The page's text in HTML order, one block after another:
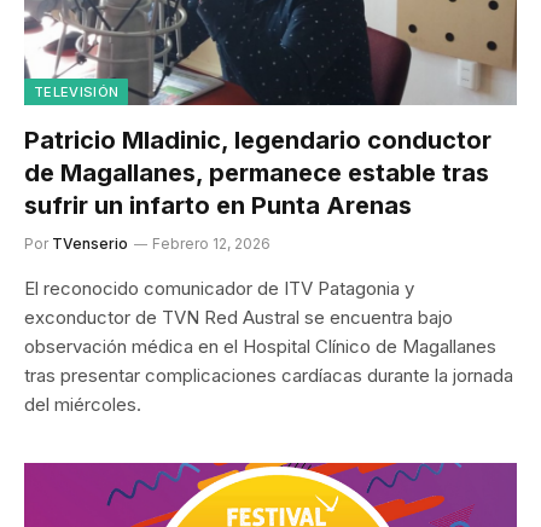
TELEVISIÓN
Patricio Mladinic, legendario conductor
de Magallanes, permanece estable tras
sufrir un infarto en Punta Arenas
Por TVenserio Febrero 12, 2026
El reconocido comunicador de ITV Patagonia y
exconductor de TVN Red Austral se encuentra bajo
observación médica en el Hospital Clínico de Magallanes
tras presentar complicaciones cardíacas durante la jornada
del miércoles.